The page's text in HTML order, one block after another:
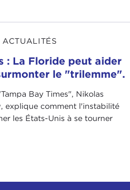
ACTUALITÉS
: La Floride peut aider
le "trilemme".
Bay Times", Nikolas
explique comment l'instabilité
les États-Unis à se tourner